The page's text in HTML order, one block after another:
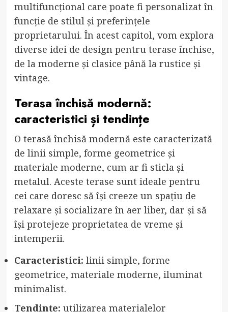
multifuncțional care poate fi personalizat în
funcție de stilul și preferințele
proprietarului. În acest capitol, vom explora
diverse idei de design pentru terase închise,
de la moderne și clasice până la rustice și
vintage.
Terasa închisă modernă:
caracteristici și tendințe
O terasă închisă modernă este caracterizată
de linii simple, forme geometrice și
materiale moderne, cum ar fi sticla și
metalul. Aceste terase sunt ideale pentru
cei care doresc să își creeze un spațiu de
relaxare și socializare în aer liber, dar și să
își protejeze proprietatea de vreme și
intemperii.
Caracteristici: linii simple, forme
geometrice, materiale moderne, iluminat
minimalist.
Tendințe: utilizarea materialelor